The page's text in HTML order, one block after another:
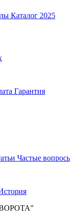
Каталог 2025
Гарантия
Частые